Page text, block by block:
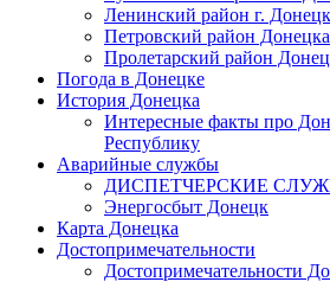
Ленинский район г.
Петровский район Донецка
Пролетарский район
Погода в Донецке
История Донецка
Интересные факты про
Республику
Аварийные службы
ДИСПЕТЧЕРСКИЕ
Энергосбыт Донецк
Карта Донецка
Достопримечательности
Достопримечательности